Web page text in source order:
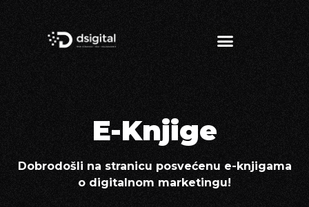
E-Knjige
Dobrodošli na stranicu posvećenu e-knjigama
o digitalnom marketingu!